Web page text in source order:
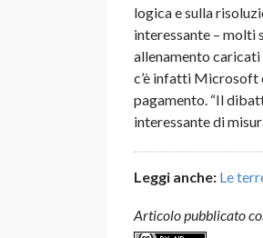
logica e sulla
interessante – molti
allenamento
c’è infatti Microsoft
pagamento. “Il
interessante di
Leggi anche: Le
Articolo pubblicato